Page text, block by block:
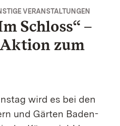
VERANSTALTUNGEN
Schloss“ –
zum
wird es bei den
und Gärten Baden-